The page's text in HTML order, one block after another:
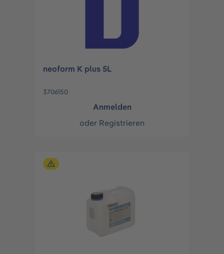
neoform K plus 5L
3706150
Anmelden
oder Registrieren